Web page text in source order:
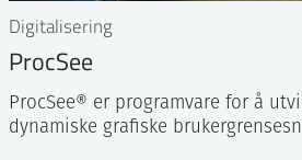
Digitalisering
ProcSee
ProcSee® er programvare for å
dynamiske grafiske